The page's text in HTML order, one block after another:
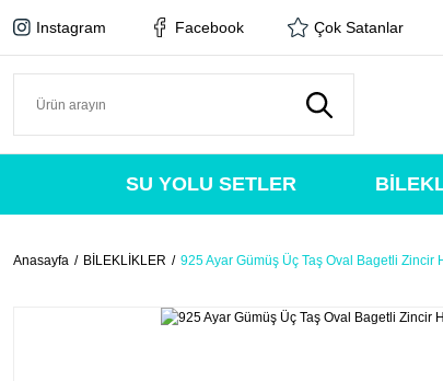
Instagram Facebook Çok Satanlar
SU YOLU SETLER
Anasayfa BİLEKLİKLER 925 Ayar Gümüş Üç Taş Oval Bagetli Zincir